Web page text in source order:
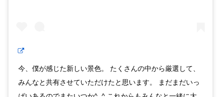
今、僕が感じた新しい景色。 たくさんの中から厳選して、
みんなと共有させていただけたと思います。 まだまだいっ